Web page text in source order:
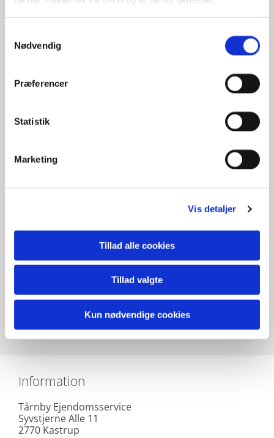
Nødvendig
Præferencer
Statistik
Marketing
Vis detaljer
Tillad alle cookies
Tillad valgte
Kun nødvendige cookies
Kontakt
Information
Tårnby Ejendomsservice
Syvstjerne Alle 11
2770 Kastrup